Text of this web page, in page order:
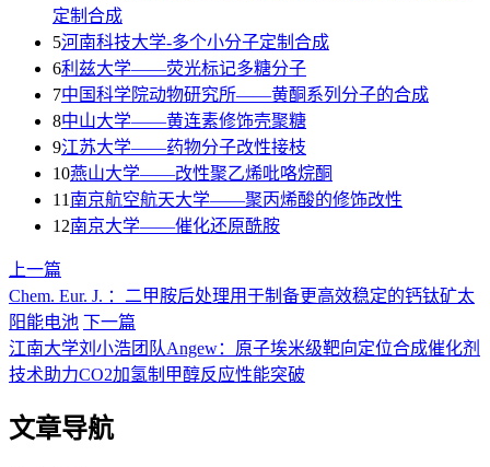
定制合成
5河南科技大学-多个小分子定制合成
6利兹大学——荧光标记多糖分子
7中国科学院动物研究所——黄酮系列分子的合成
8中山大学——黄连素修饰壳聚糖
9江苏大学——药物分子改性接枝
10燕山大学——改性聚乙烯吡咯烷酮
11 南京航空航天大学——聚丙烯酸的修饰改性
12南京大学——催化还原酰胺
上一篇
Chem. Eur. J. ：二甲胺后处理用于制备更高效稳定的钙钛矿太
阳能电池 下一篇
江南大学刘小浩团队Angew：原子埃米级靶向定位合成催化剂
技术助力CO2加氢制甲醇反应性能突破
文章导航